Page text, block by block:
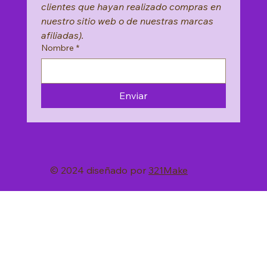
clientes que hayan realizado compras en
nuestro sitio web o de nuestras marcas
afiliadas).
Nombre *
Enviar
© 2024 diseñado por 321Make